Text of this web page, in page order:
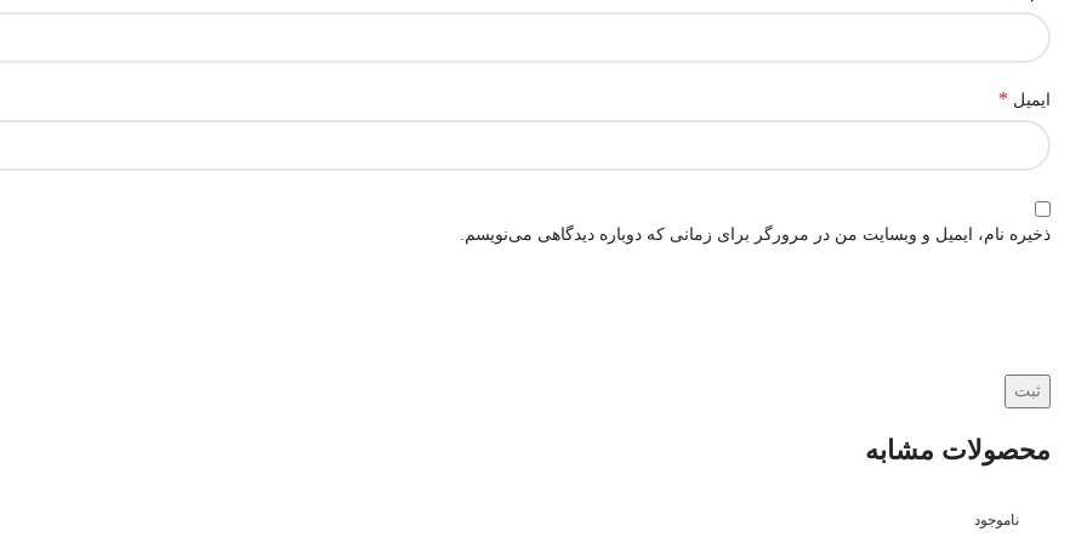
ایمیل *
ذخیره نام، ایمیل و وبسایت من در مرورگر برای زمانی که دوباره دیدگاهی می‌نویسم.
محصولات مشابه
ناموجود